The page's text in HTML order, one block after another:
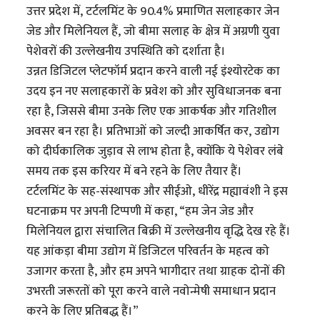
उत्तर प्रदेश में, टर्टलमिंट के 90.4% प्रमाणित सलाहकार जेन
जेड और मिलेनियल हैं, जो बीमा सलाह के क्षेत्र में अग्रणी युवा
पेशेवरों की उल्लेखनीय उपस्थिति को दर्शाता है।
उन्नत डिजिटल प्लेटफॉर्म प्रदान करने वाली नई इंश्योरटेक का
उदय इन नए सलाहकारों के प्रवेश को और सुविधाजनक बना
रहा है, जिससे बीमा उनके लिए एक आकर्षक और गतिशील
अवसर बन रहा है। प्रतिभाओं को जल्दी आकर्षित कर, उद्योग
को दीर्घकालिक जुड़ाव से लाभ होता है, क्योंकि ये पेशेवर लंबे
समय तक इस करियर में बने रहने के लिए तैयार हैं।
टर्टलमिंट के सह-संस्थापक और सीईओ, धीरेंद्र मह्यावंशी ने इस
घटनाक्रम पर अपनी टिप्पणी में कहा, “हम जेन जेड और
मिलेनियल द्वारा संचालित बिक्री में उल्लेखनीय वृद्धि देख रहे हैं।
यह आंकड़ा बीमा उद्योग में डिजिटल परिवर्तन के महत्व को
उजागर करता है, और हम अपने भागीदार तथा ग्राहक दोनों की
उभरती जरूरतों को पूरा करने वाले नवोन्मेषी समाधान प्रदान
करने के लिए प्रतिबद्ध हैं।”